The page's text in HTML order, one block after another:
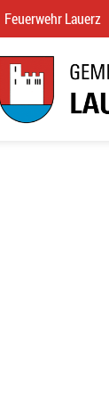
Feuerwehr Lauerz